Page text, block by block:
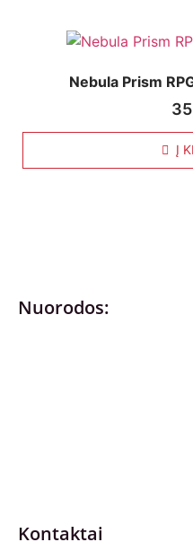
Nebula Prism
Į
Nuorodos:
Kontaktai